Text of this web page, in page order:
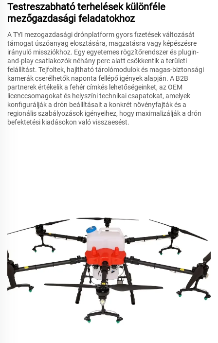
Testreszabható terhelések különféle
mezőgazdasági feladatokhoz
A TYI mezogazdasági drónplatform gyors fizetések változását
támogat úszóanyag elosztására, magzatásra vagy képészésre
irányuló missziókhoz. Egy egyetemes rögzítőrendszer és plugin-
and-play csatlakozók néhány perc alatt csökkentik a területi
felállítást. Tejfoltek, hajltható tárolómodulok és magas-biztonsági
kamerák cserélhetők naponta fellépő igények alapján. A B2B
partnerek értékelik a fehér címkés lehetőségeinket, az OEM
licenccsomagokat és helyszíni technikai csapatokat, amelyek
konfigurálják a drón beállításait a konkrét növényfajták és a
regionális szabályozások igényeihez, hogy maximalizálják a drón
befektetési kiadásokon való visszaesést.